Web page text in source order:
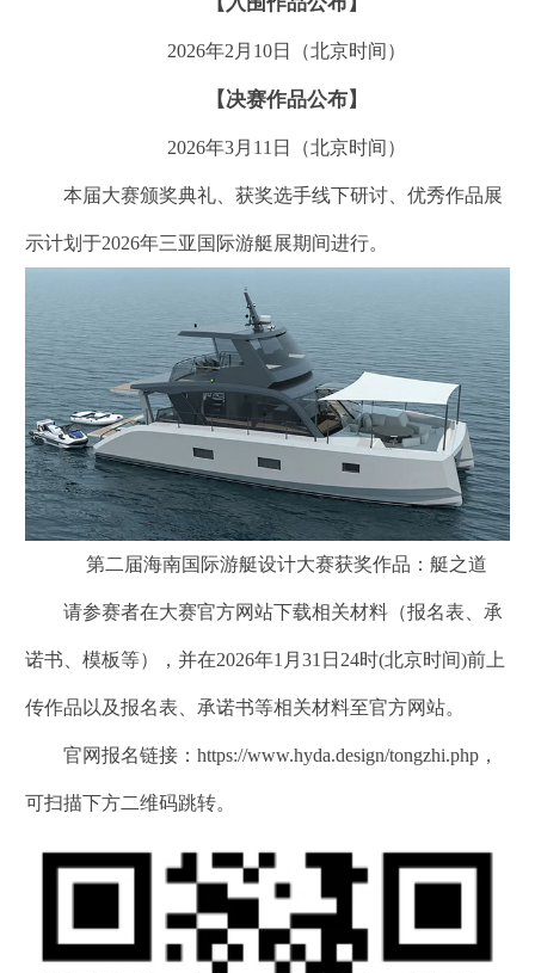
2026年2月10日（北京时间）
【决赛作品公布】
2026年3月11日（北京时间）
本届大赛颁奖典礼、获奖选手线下研讨、优秀作品展
示计划于2026年三亚国际游艇展期间进行。
第二届海南国际游艇设计大赛获奖作品：艇之道
请参赛者在大赛官方网站下载相关材料（报名表、承
诺书、模板等），并在2026年1月31日24时(北京时间)前上
传作品以及报名表、承诺书等相关材料至官方网站。
官网报名链接：https://www.hyda.design/tongzhi.php，
可扫描下方二维码跳转。